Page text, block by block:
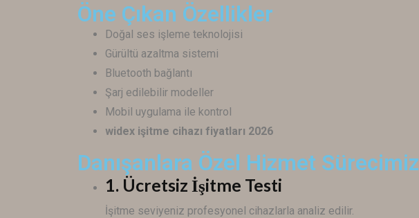
Öne Çıkan Özellikler
Doğal ses işleme teknolojisi
Gürültü azaltma sistemi
Bluetooth bağlantı
Şarj edilebilir modeller
Mobil uygulama ile kontrol
widex işitme cihazı fiyatları 2026
Danışanlara Özel Hizmet Sürecimiz
1. Ücretsiz İşitme Testi
İşitme seviyeniz profesyonel cihazlarla analiz edilir.